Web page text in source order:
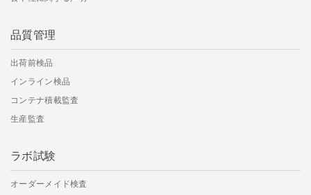
品質管理
出荷前検品
インライン検品
コンテナ積載監査
生産監査
ラボ試験
オーダーメイド検査